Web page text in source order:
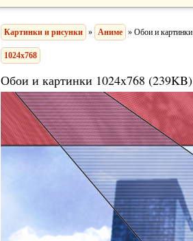
Картинки и рисунки » Аниме » Обои и картинки
1024x768
Обои и картинки 1024x768 (239KB)